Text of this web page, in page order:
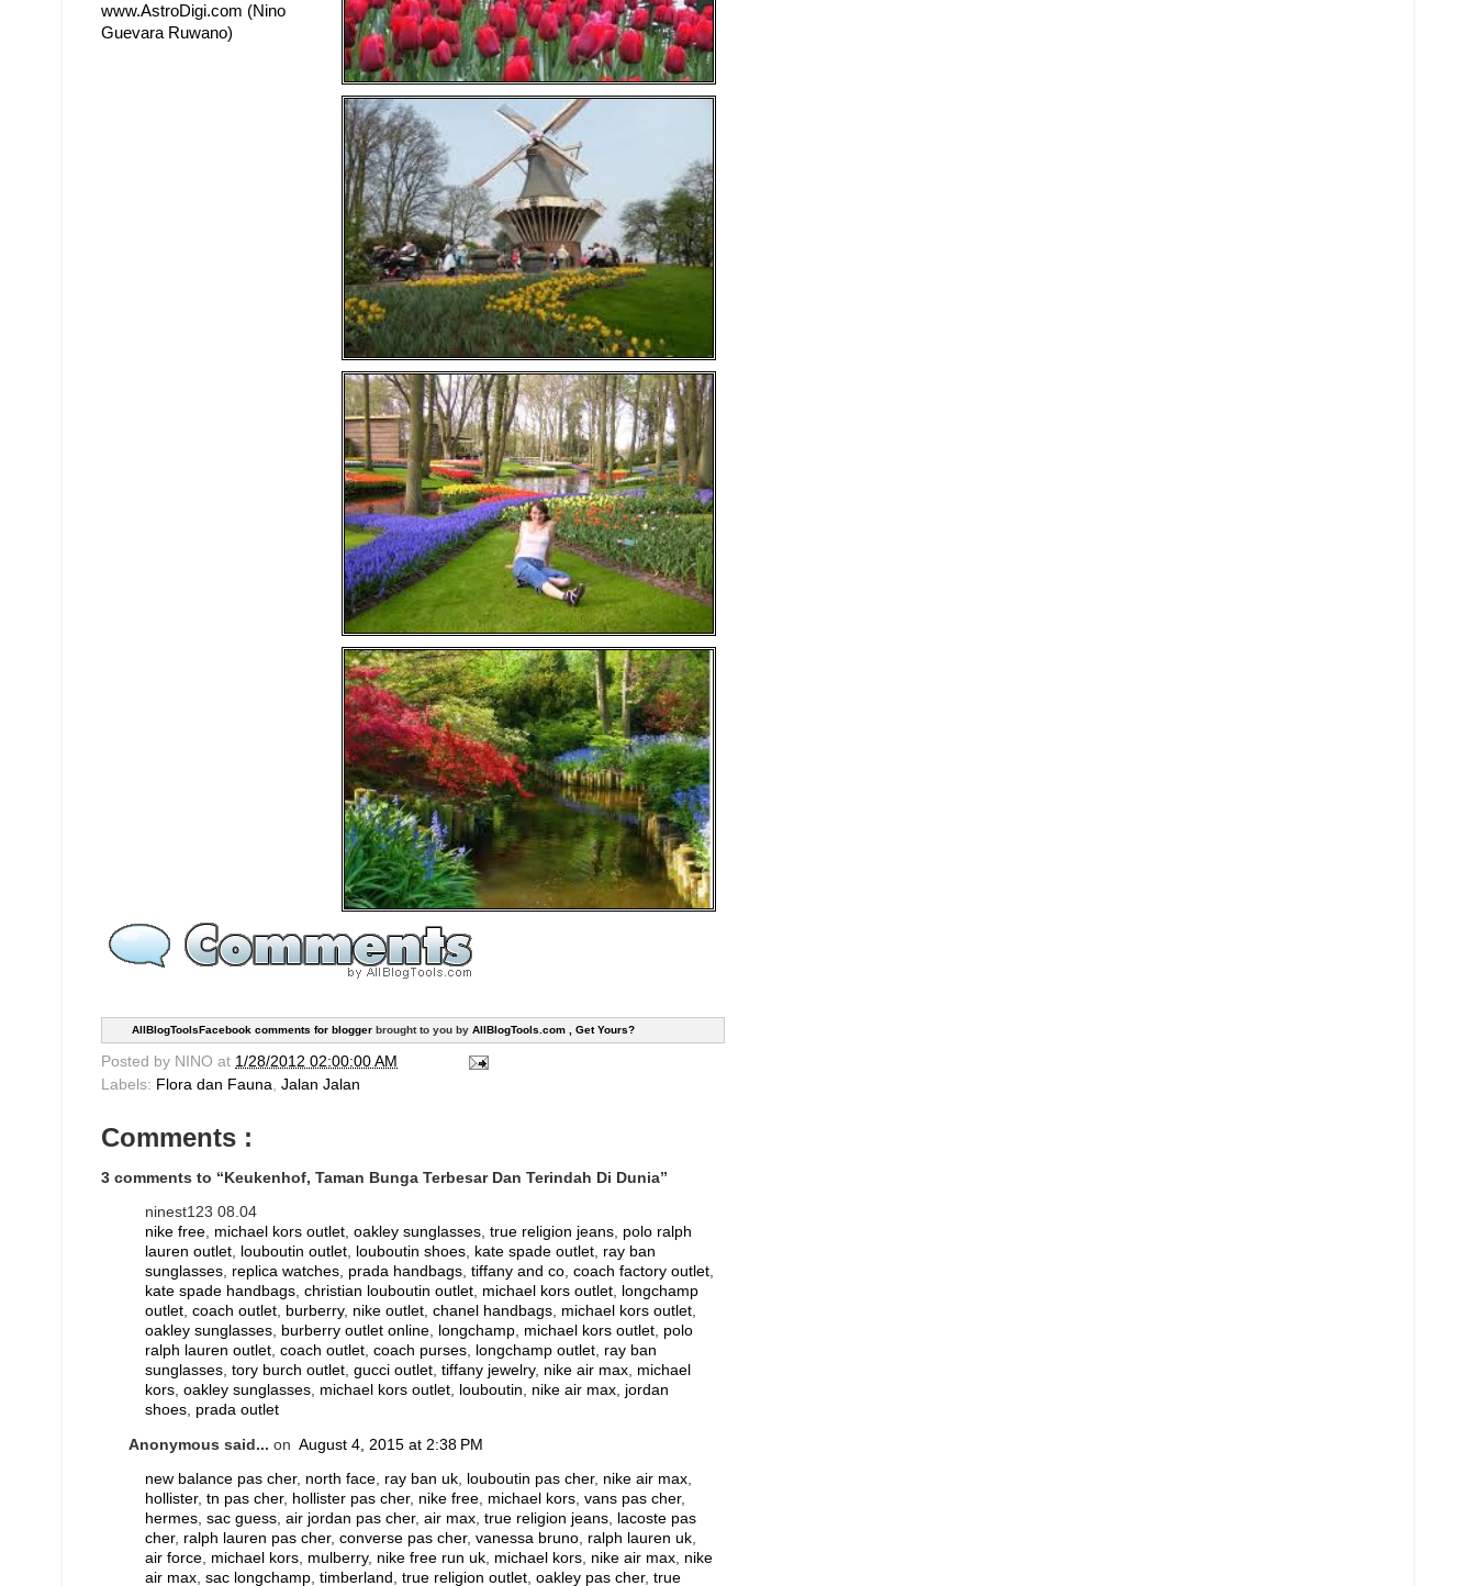
www.AstroDigi.com (Nino
Guevara Ruwano)
AllBlogToolsFacebook comments for blogger brought to you by AllBlogTools.com , Get Yours?
Posted by NINO at 1/28/2012 02:00:00 AM
Labels: Flora dan Fauna, Jalan Jalan
Comments :
3 comments to “Keukenhof, Taman Bunga Terbesar Dan Terindah Di Dunia”
ninest123 08.04
nike free, michael kors outlet, oakley sunglasses, true religion jeans, polo ralph
lauren outlet, louboutin outlet, louboutin shoes, kate spade outlet, ray ban
sunglasses, replica watches, prada handbags, tiffany and co, coach factory outlet,
kate spade handbags, christian louboutin outlet, michael kors outlet, longchamp
outlet, coach outlet, burberry, nike outlet, chanel handbags, michael kors outlet,
oakley sunglasses, burberry outlet online, longchamp, michael kors outlet, polo
ralph lauren outlet, coach outlet, coach purses, longchamp outlet, ray ban
sunglasses, tory burch outlet, gucci outlet, tiffany jewelry, nike air max, michael
kors, oakley sunglasses, michael kors outlet, louboutin, nike air max, jordan
shoes, prada outlet
Anonymous said... on August 4, 2015 at 2:38 PM
new balance pas cher, north face, ray ban uk, louboutin pas cher, nike air max,
hollister, tn pas cher, hollister pas cher, nike free, michael kors, vans pas cher,
hermes, sac guess, air jordan pas cher, air max, true religion jeans, lacoste pas
cher, ralph lauren pas cher, converse pas cher, vanessa bruno, ralph lauren uk,
air force, michael kors, mulberry, nike free run uk, michael kors, nike air max, nike
air max, sac longchamp, timberland , true religion outlet, oakley pas cher, true